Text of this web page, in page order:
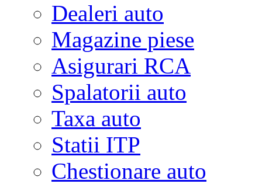
Dealeri auto
Magazine piese
Asigurari RCA
Spalatorii auto
Taxa auto
Statii ITP
Chestionare auto